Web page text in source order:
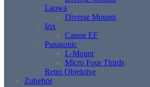
Laowa
Diverse Mounts
Irix
Canon EF
Panasonic
L-Mount
Micro Four Thirds
Retro Objektive
Zubehör